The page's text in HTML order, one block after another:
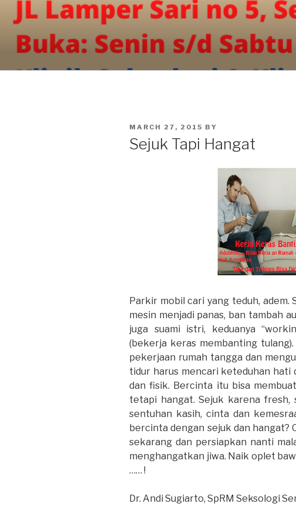
content
POSTED
MARCH 27, 2015 BY
Sejuk Tapi Hangat
Parkir mobil cari yang teduh, adem.
mesin menjadi panas, ban tambah
juga suami istri, keduanya
(bekerja keras membanting
pekerjaan rumah tangga dan
tidur harus mencari keteduhan hati
dan fisik. Bercinta itu bisa
tetapi hangat. Sejuk karena fresh,
sentuhan kasih, cinta dan
bercinta dengan sejuk dan hangat?
sekarang dan persiapkan nanti
menghangatkan jiwa. Naik oplet
…… !
Dr. Andi Sugiarto, SpRM Seksologi